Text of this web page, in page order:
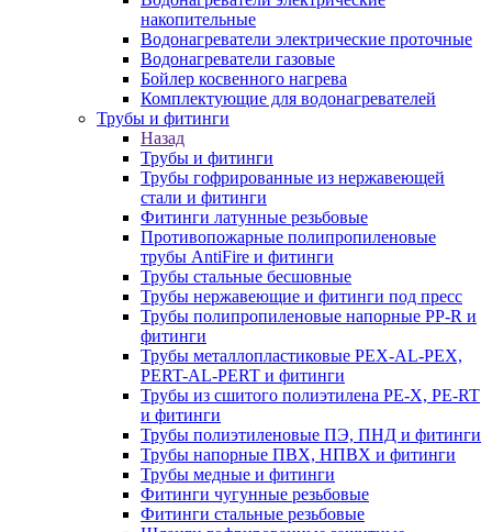
накопительные
Водонагреватели электрические проточные
Водонагреватели газовые
Бойлер косвенного нагрева
Комплектующие для водонагревателей
Трубы и фитинги
Назад
Трубы и фитинги
Трубы гофрированные из нержавеющей
стали и фитинги
Фитинги латунные резьбовые
Противопожарные полипропиленовые
трубы AntiFire и фитинги
Трубы стальные бесшовные
Трубы нержавеющие и фитинги под пресс
Трубы полипропиленовые напорные PP-R и
фитинги
Трубы металлопластиковые PEX-AL-PEX,
PERT-AL-PERT и фитинги
Трубы из сшитого полиэтилена PE-X, PE-RT
и фитинги
Трубы полиэтиленовые ПЭ, ПНД и фитинги
Трубы напорные ПВХ, НПВХ и фитинги
Трубы медные и фитинги
Фитинги чугунные резьбовые
Фитинги стальные резьбовые